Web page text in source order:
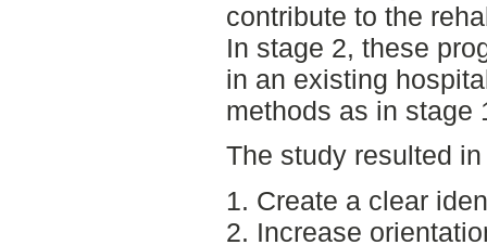
contribute to the
In stage 2, these
in an existing
methods as in stage
The study resulted
1. Create a clear
2. Increase